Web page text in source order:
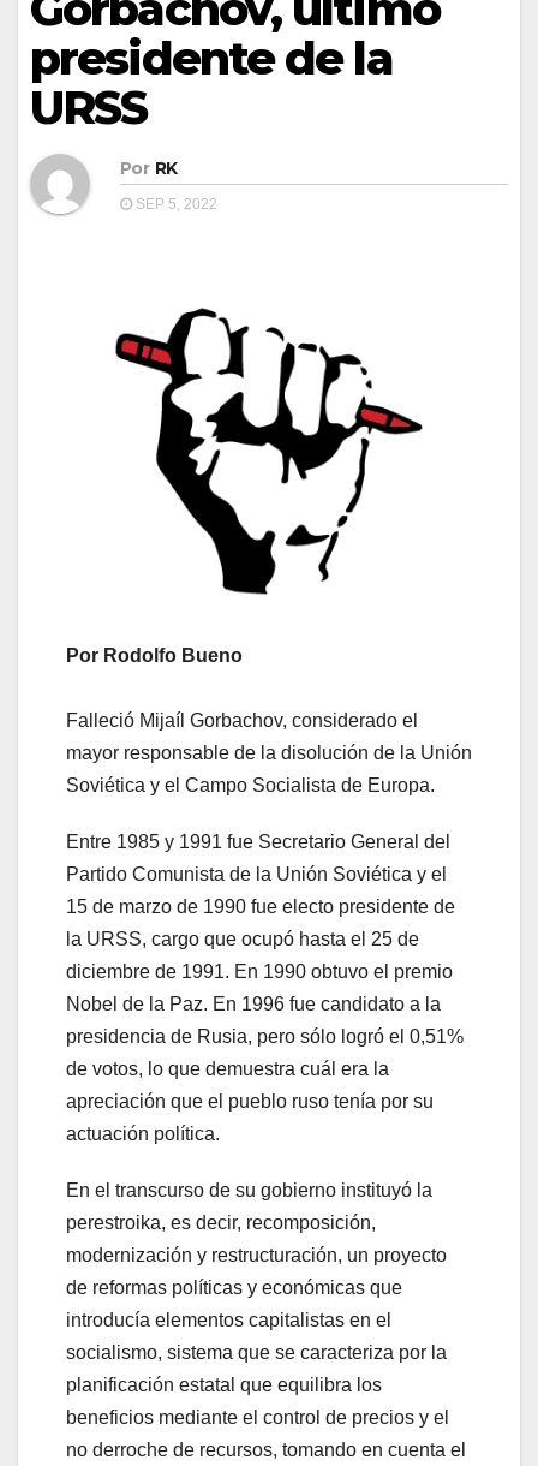
presidente de la
URSS
Por RK
SEP 5, 2022
Por Rodolfo Bueno
Falleció Mijaíl Gorbachov, considerado el
mayor responsable de la disolución de la Unión
Soviética y el Campo Socialista de Europa.
Entre 1985 y 1991 fue Secretario General del
Partido Comunista de la Unión Soviética y el
15 de marzo de 1990 fue electo presidente de
la URSS, cargo que ocupó hasta el 25 de
diciembre de 1991. En 1990 obtuvo el premio
Nobel de la Paz. En 1996 fue candidato a la
presidencia de Rusia, pero sólo logró el 0,51%
de votos, lo que demuestra cuál era la
apreciación que el pueblo ruso tenía por su
actuación política.
En el transcurso de su gobierno instituyó la
perestroika, es decir, recomposición,
modernización y restructuración, un proyecto
de reformas políticas y económicas que
introducía elementos capitalistas en el
socialismo, sistema que se caracteriza por la
planificación estatal que equilibra los
beneficios mediante el control de precios y el
no derroche de recursos, tomando en cuenta el